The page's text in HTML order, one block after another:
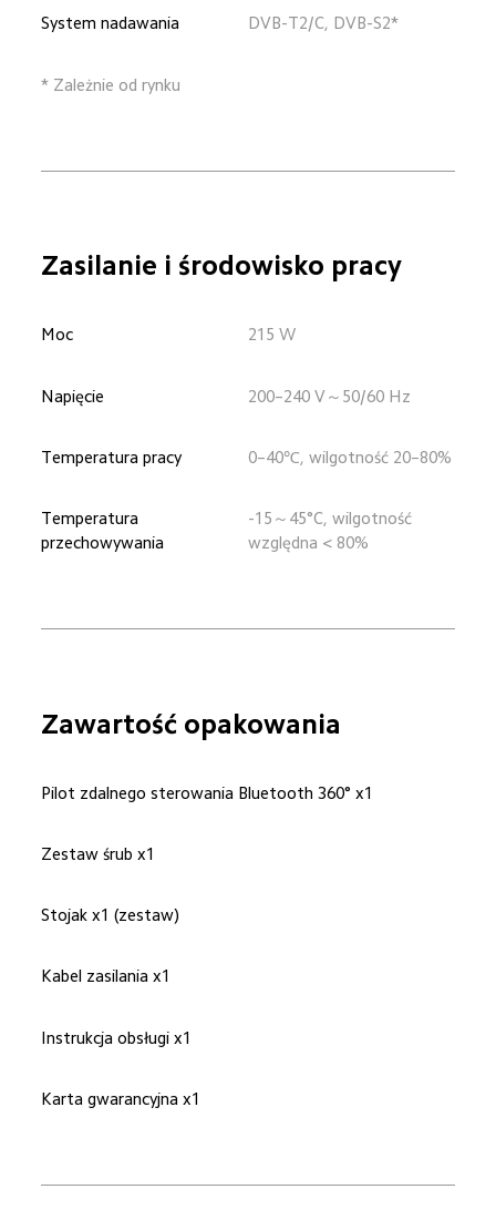
System nadawania DVB-T2/C, DVB-S2*
* Zależnie od rynku
Zasilanie i środowisko pracy
Moc 215 W
Napięcie 200–240 V～50/60 Hz
Temperatura pracy 0–40℃, wilgotność 20–80%
Temperatura
przechowywania
-15～45°C, wilgotność
względna < 80%
Zawartość opakowania
Pilot zdalnego sterowania Bluetooth 360° x1
Zestaw śrub x1
Stojak x1 (zestaw)
Kabel zasilania x1
Instrukcja obsługi x1
Karta gwarancyjna x1